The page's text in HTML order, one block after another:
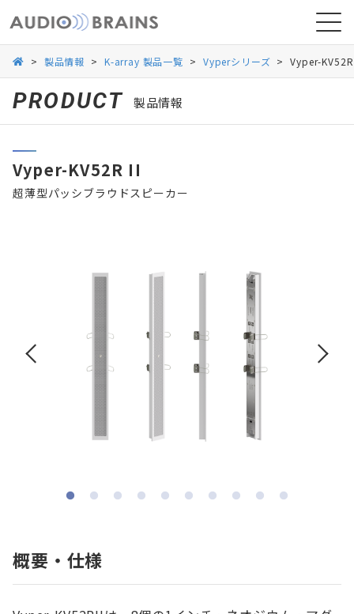
導入事例
> 製品情報 > K-array 製品一覧 > Vyperシリーズ > Vyper-
PRODUCT 製品情報
Vyper-KV52R II
超薄型パッシブラウドスピーカー
概要・仕様